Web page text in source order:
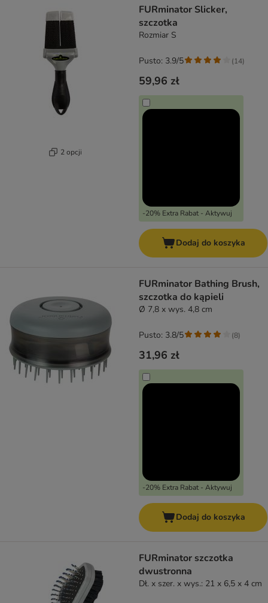
2 opcji
FURminator Slicker,
szczotka
Rozmiar S
59,96 zł
-20% Extra Rabat - Aktywuj
Pusto: 3.9/5 (14)
Dodaj do koszyka
FURminator Bathing Brush,
szczotka do kąpieli
Ø 7,8 x wys. 4,8 cm
31,96 zł
-20% Extra Rabat - Aktywuj
Pusto: 3.8/5 (8)
Dodaj do koszyka
FURminator szczotka
dwustronna
Dł. x szer. x wys.: 21 x 6,5 x 4 cm